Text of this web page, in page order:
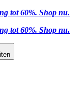
tot 60%. Shop nu.
tot 60%. Shop nu.